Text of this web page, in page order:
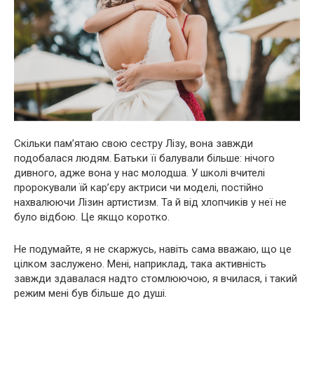
Скільки пам’ятаю свою сестру Лізу, вона завжди
подобалася людям. Батьки її балували більше: нічого
дивного, адже вона у нас молодша. У школі вчителі
пророкували їй кар’єру актриси чи моделі, постійно
нахвалюючи Лізин артистизм. Та й від хлопчиків у неї не
було відбою. Це якщо коротко.
Не подумайте, я не скаржусь, навіть сама вважаю, що це
цілком заслужено. Мені, наприклад, така активність
завжди здавалася надто стомлюючою, я вчилася, і такий
режим мені був більше до душі.